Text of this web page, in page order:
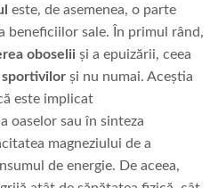
este, de asemenea, o parte
beneficiilor sale. În primul rând,
oboselii și a epuizării, ceea
sportivilor și nu numai. Aceștia
este implicat
oaselor sau în sinteza
magneziului de a
de energie. De aceea,